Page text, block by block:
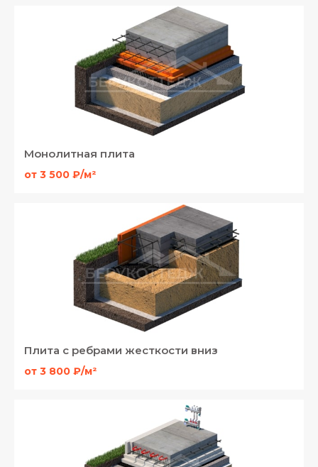
Монолитная плита
от 3 500 ₽/м²
Плита с ребрами жесткости вниз
от 3 800 ₽/м²